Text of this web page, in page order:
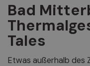
Bad
Tales
Etwas außerhalb des